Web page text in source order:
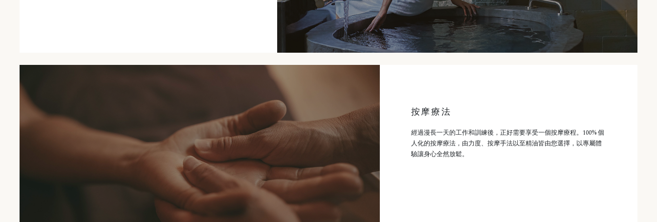
按摩療法
經過漫長一天的工作和訓練後，正好需要享受一個按摩療程。100% 個
人化的按摩療法，由力度、按摩手法以至精油皆由您選擇，以專屬體
驗讓身心全然放鬆。